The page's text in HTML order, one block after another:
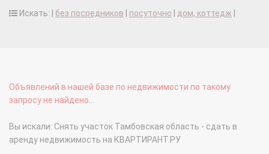
Искать: | без посредников посуточно дом, коттедж
Объявлений в нашей базе по недвижимости по такому
запросу не найдено...
Вы искали: Снять участок Тамбовская область - сдать в
аренду недвижимость на КВАРТИРАНТ.РУ